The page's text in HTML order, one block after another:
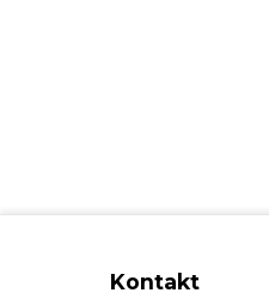
Kontakt